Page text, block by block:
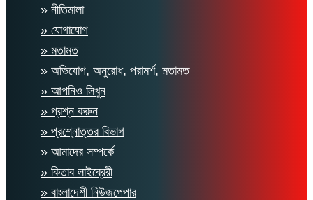
» নীতিমালা
» যোগাযোগ
» মতামত
» অভিযোগ, অনুরোধ, পরামর্শ, মতামত
» আপনিও লিখুন
» প্রশ্ন করুন
» প্রশ্নোত্তর বিভাগ
» আমাদের সম্পর্কে
» কিতাব লাইব্রেরী
» বাংলাদেশী নিউজপেপার